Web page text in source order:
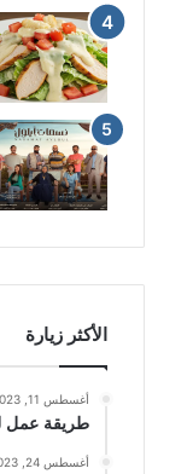
الأكثر زيارة
أغسطس 11, 2023
طريقة عمل
أغسطس 24, 2023